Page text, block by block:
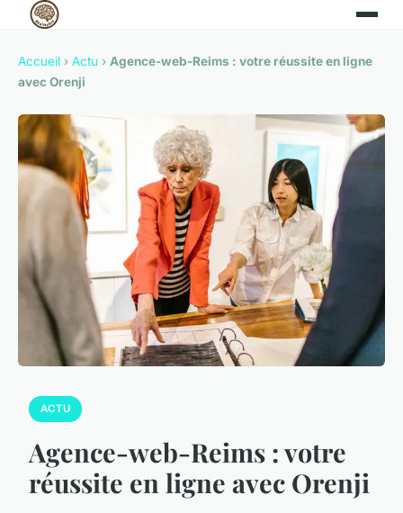
Accueil › Actu › Agence-web-Reims : votre réussite en ligne
avec Orenji
ACTU
Agence-web-Reims : votre
réussite en ligne avec Orenji